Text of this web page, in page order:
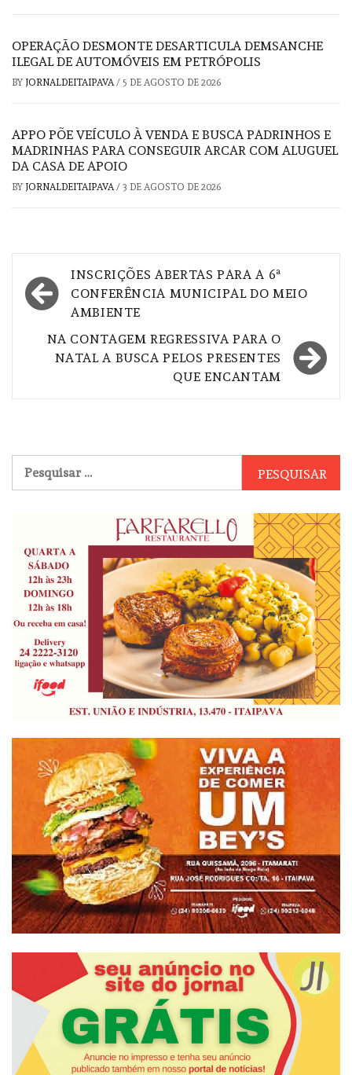
OPERAÇÃO DESMONTE DESARTICULA DEMSANCHE
ILEGAL DE AUTOMÓVEIS EM PETRÓPOLIS
BY JORNALDEITAIPAVA/ 5 DE AGOSTO DE 2026
APPO PÕE VEÍCULO À VENDA E BUSCA PADRINHOS E
MADRINHAS PARA CONSEGUIR ARCAR COM ALUGUEL
DA CASA DE APOIO
BY JORNALDEITAIPAVA/ 3 DE AGOSTO DE 2026
Navegação
de
INSCRIÇÕES ABERTAS PARA A 6ª
CONFERÊNCIA MUNICIPAL DO MEIO
AMBIENTE
NA CONTAGEM REGRESSIVA PARA O
NATAL A BUSCA PELOS PRESENTES
QUE ENCANTAM